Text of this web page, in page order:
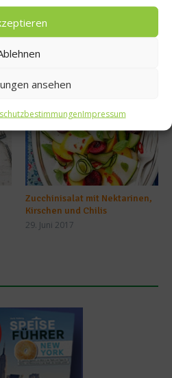
ansehen
Impressum
Zucchinisalat mit Nektarinen,
Kirschen und Chilis
29. Juni 2017